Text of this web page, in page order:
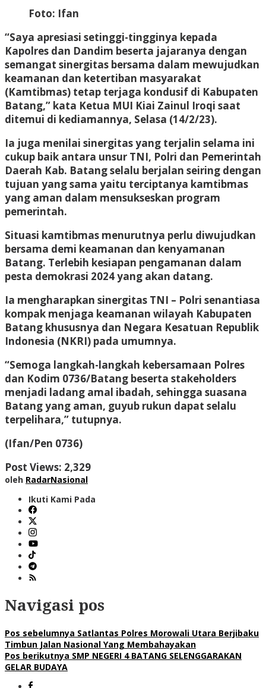
Foto: Ifan
“Saya apresiasi setinggi-tingginya kepada
Kapolres dan Dandim beserta jajaranya dengan
semangat sinergitas bersama dalam mewujudkan
keamanan dan ketertiban masyarakat
(Kamtibmas) tetap terjaga kondusif di Kabupaten
Batang,” kata Ketua MUI Kiai Zainul Iroqi saat
ditemui di kediamannya, Selasa (14/2/23).
Ia juga menilai sinergitas yang terjalin selama ini
cukup baik antara unsur TNI, Polri dan Pemerintah
Daerah Kab. Batang selalu berjalan seiring dengan
tujuan yang sama yaitu terciptanya kamtibmas
yang aman dalam mensukseskan program
pemerintah.
Situasi kamtibmas menurutnya perlu diwujudkan
bersama demi keamanan dan kenyamanan
Batang. Terlebih kesiapan pengamanan dalam
pesta demokrasi 2024 yang akan datang.
Ia mengharapkan sinergitas TNI – Polri senantiasa
kompak menjaga keamanan wilayah Kabupaten
Batang khususnya dan Negara Kesatuan Republik
Indonesia (NKRI) pada umumnya.
“Semoga langkah-langkah kebersamaan Polres
dan Kodim 0736/Batang beserta stakeholders
menjadi ladang amal ibadah, sehingga suasana
Batang yang aman, guyub rukun dapat selalu
terpelihara,” tutupnya.
(Ifan/Pen 0736)
Post Views: 2,329
oleh RadarNasional
Ikuti Kami Pada
Navigasi pos
Pos sebelumnya Satlantas Polres Morowali Utara Berjibaku
Timbun Jalan Nasional Yang Membahayakan
Pos berikutnya SMP NEGERI 4 BATANG SELENGGARAKAN
GELAR BUDAYA